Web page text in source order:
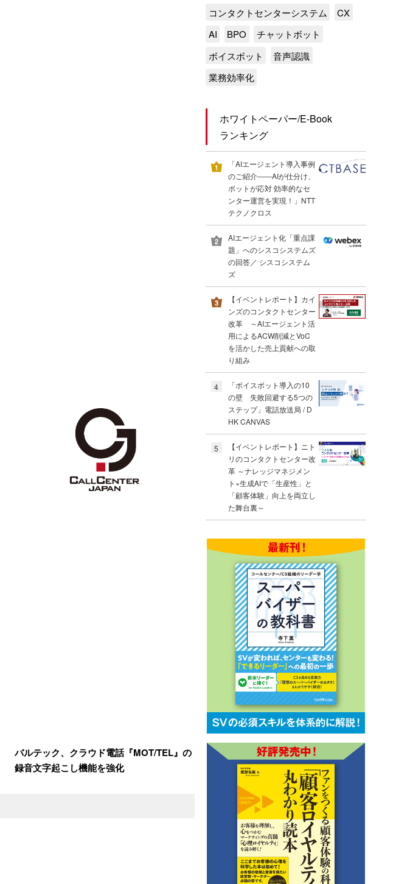
バルテック、クラウド電話『MOT/TEL』の
録音文字起こし機能を強化
コンタクトセンターシステム
CX
AI
BPO
チャットボット
ボイスボット
音声認識
業務効率化
ホワイトペーパー/E-Book
ランキング
「AIエージェント導入事例
のご紹介――AIが仕分け、
ボットが応対 効率的なセ
ンター運営を実現！」NTT
テクノクロス
AIエージェント化「重点課
題」へのシスコシステムズ
の回答／ シスコシステム
ズ
【イベントレポート】カイ
ンズのコンタクトセンター
改革 ～AIエージェント活
用によるACW削減とVoC
を活かした売上貢献への取
り組み
4
「ボイスボット導入の10
の壁 失敗回避する5つの
ステップ」電話放送局 / D
HK CANVAS
5
【イベントレポート】ニト
リのコンタクトセンター改
革 ～ナレッジマネジメン
ト×生成AIで「生産性」と
「顧客体験」向上を両立し
た舞台裏～